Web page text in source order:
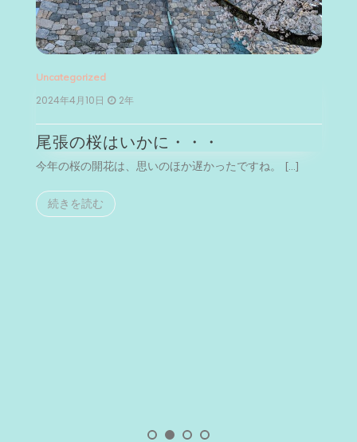
Uncategorized
2024年4月10日 2年
尾張の桜はいかに・・・
今年の桜の開花は、思いのほか遅かったですね。 […]
続きを読む